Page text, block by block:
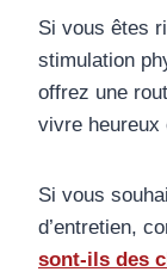
Si vous êtes
stimulation
offrez une
vivre heureux
Si vous
d’entretien,
sont-ils des